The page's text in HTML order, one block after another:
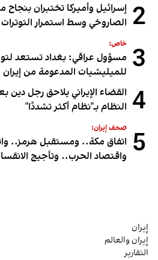
2 إسرائيل وأميركا تختبران
الصاروخي وسط استمرار
3 خاص:
مسؤول عراقي: بغداد تستعد
للميليشيات المدعومة من إيران
4 القضاء الإيراني يلاحق رجل دين
النظام بـ"نظام أكثر تشددًا"
5 صحف إيران:
اتفاق مكة.. ومستقبل هرمز..
واقتصاد الحرب.. وتأجيج
إيران
إيران والعالم
التقارير